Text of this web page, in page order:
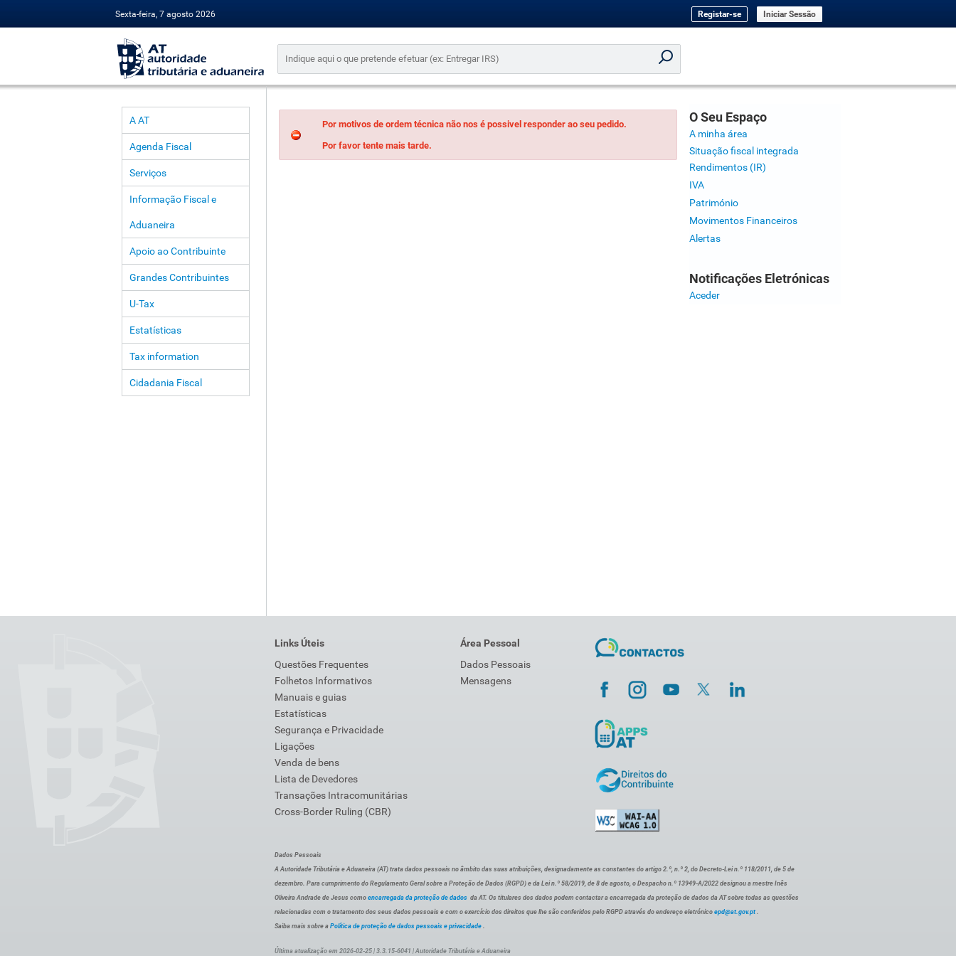
Sexta-feira, 7 agosto 2026 Registar-se Iniciar Sessão
A AT
Agenda Fiscal
Serviços
Informação Fiscal e
Aduaneira
Apoio ao Contribuinte
Grandes Contribuintes
U-Tax
Estatísticas
Tax information
Cidadania Fiscal
Por motivos de ordem técnica não nos é possivel responder ao seu pedido.
Por favor tente mais tarde.
O Seu Espaço
A minha área
Situação fiscal integrada
Rendimentos (IR)
IVA
Património
Movimentos Financeiros
Alertas
Notificações Eletrónicas
Aceder
Links Úteis
Questões Frequentes
Folhetos Informativos
Manuais e guias
Estatísticas
Segurança e Privacidade
Ligações
Venda de bens
Lista de Devedores
Transações Intracomunitárias
Cross-Border Ruling (CBR)
Área Pessoal
Dados Pessoais
Mensagens
Dados Pessoais
A Autoridade Tributária e Aduaneira (AT) trata dados pessoais no âmbito das suas atribuições, designadamente as constantes do artigo 2.º, n.º 2, do Decreto-Lei n.º 118/2011, de 5 de
dezembro. Para cumprimento do Regulamento Geral sobre a Proteção de Dados (RGPD) e da Lei n.º 58/2019, de 8 de agosto, o Despacho n.º 13949-A/2022 designou a mestre Inês
Oliveira Andrade de Jesus como encarregada da proteção de dados da AT. Os titulares dos dados podem contactar a encarregada da proteção de dados da AT sobre todas as questões
relacionadas com o tratamento dos seus dados pessoais e com o exercício dos direitos que lhe são conferidos pelo RGPD através do endereço eletrónico epd@at.gov.pt .
Saiba mais sobre a Política de proteção de dados pessoais e privacidade .
Última atualização em 2026-02-25 | 3.3.15-6041 | Autoridade Tributária e Aduaneira